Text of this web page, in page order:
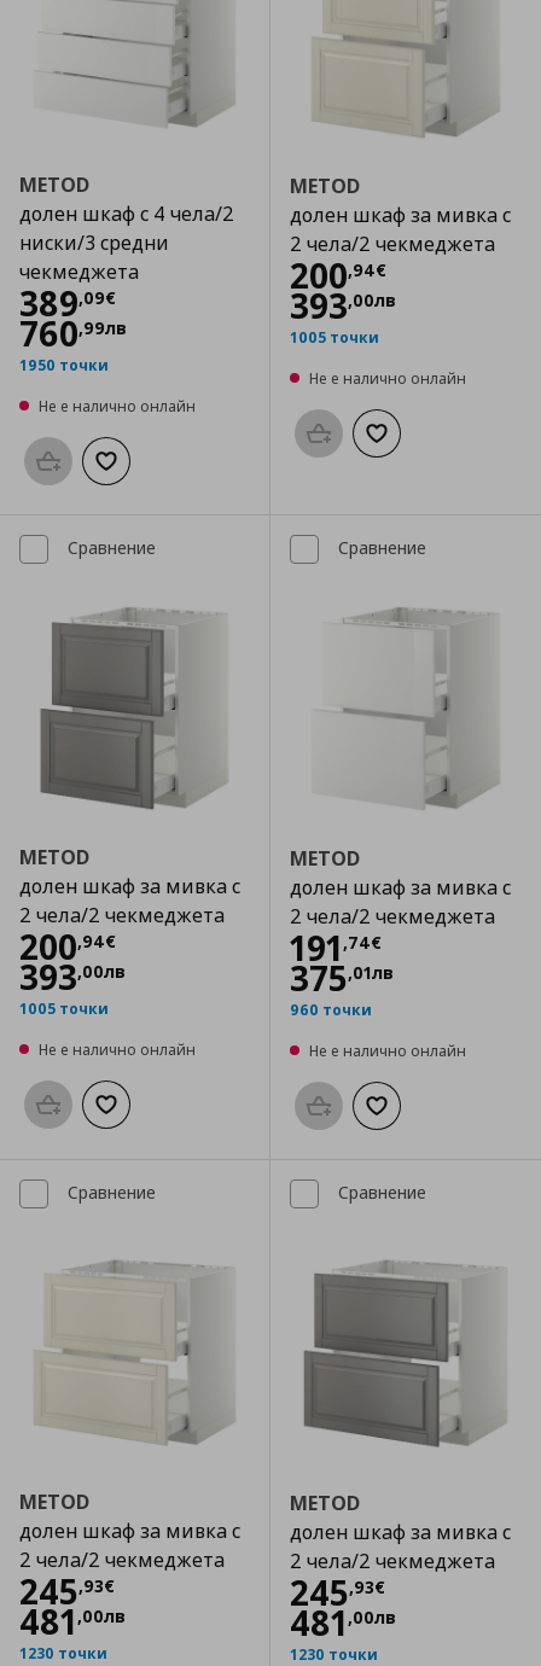
METOD
долен шкаф с 4 чела/2
ниски/3 средни
чекмеджета
389,09€
Цена
760,99лв
1950 точки
Не е налично онлайн
Προσθήκη στο καλάθι
Добави към списъка с любими
METOD
долен шкаф за мивка с
2 чела/2 чекмеджета
200,94€
Цена
393,00лв
1005 точки
Не е налично онлайн
Προσθήκη στο καλάθι
Добави към
Сравнение
METOD
долен шкаф за мивка с
2 чела/2 чекмеджета
200,94€
Цена
393,00лв
1005 точки
Не е налично онлайн
Προσθήκη στο καλάθι
Добави към списъка с любими
Сравнение
METOD
долен шкаф за мивка с
2 чела/2 чекмеджета
191 ,74€
Цена
375,01лв
960 точки
Не е налично онлайн
Προσθήκη στο καλάθι
Добави към
Сравнение
METOD
долен шкаф за мивка с
2 чела/2 чекмеджета
245,93€
Цена
481 ,00лв
1230 точки
Сравнение
METOD
долен шкаф за мивка с
2 чела/2 чекмеджета
245,93€
Цена
481 ,00лв
1230 точки